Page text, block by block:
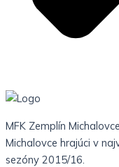
MFK Zemplín
Michalovce hrajúci v
sezóny 2015/16.